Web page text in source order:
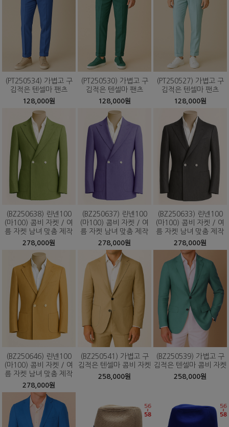
(PT250534) 가볍고 구
김적은 텐셀마 팬츠
128,000원
(PT250530) 가볍고 구
김적은 텐셀마 팬츠
128,000원
(PT250527) 가볍고 구
김적은 텐셀마 팬츠
128,000원
(BZ250638) 린넨100
(마100) 콤비 자켓 / 여
름 자켓 남녀 맞춤 제작
278,000원
(BZ250637) 린넨100
(마100) 콤비 자켓 / 여
름 자켓 남녀 맞춤 제작
278,000원
(BZ250633) 린넨100
(마100) 콤비 자켓 / 여
름 자켓 남녀 맞춤 제작
278,000원
(BZ250646) 린넨100
(마100) 콤비 자켓 / 여
름 자켓 남녀 맞춤 제작
278,000원
(BZ250541) 가볍고 구
김적은 텐셀마 콤비 자켓
258,000원
(BZ250539) 가볍고 구
김적은 텐셀마 콤비 자켓
258,000원